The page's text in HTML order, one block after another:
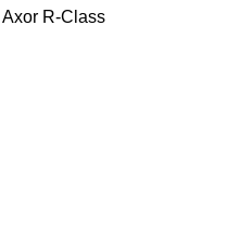
Axor R-Class